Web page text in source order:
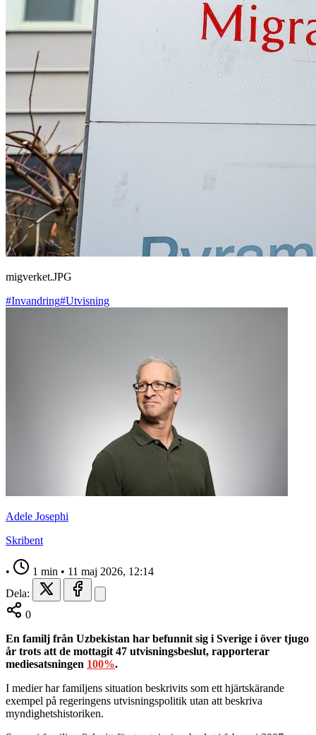
migverket.JPG
#Invandring#Utvisning
Adele Josephi
Skribent
• 1 min • 11 maj 2026, 12:14
Dela:
0
En familj från Uzbekistan har befunnit sig i Sverige i över tjugo
år trots att de mottagit 47 utvisningsbeslut, rapporterar
mediesatsningen 100%.
I medier har familjens situation beskrivits som ett hjärtskärande
exempel på regeringens utvisningspolitik utan att beskriva
myndighetshistoriken.